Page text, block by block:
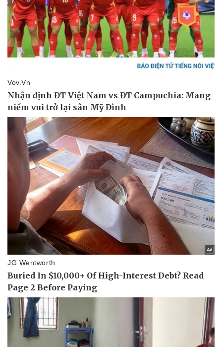
Doanh nghiệp
Thông tin doanh nghiệp
Doanh nghiệp 24h
Doanh nhân
Vì cộng đồng
Sành điệu
Tin Công nghệ
Trải nghiệm
Chuyển đổi số